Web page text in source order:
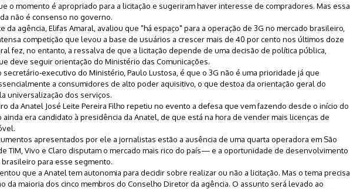
o momento é apropriado para a licitação e sugeriram haver interesse de compradores. Mas essa
não é consenso no governo.
da agência, Elifas Amaral, avaliou que "há espaço" para a operação de 3G no mercado brasileiro,
competição que levou a base de usuários a crescer mais de 40 por cento nos últimos doze
fez, no entanto, a ressalva de que a licitação depende de uma decisão de política pública,
deve seguir orientação do Ministério das Comunicações.
secretário-executivo do Ministério, Paulo Lustosa, é que o 3G não é uma prioridade já que
a consumidores de alto poder aquisitivo, o que destoa da orientação geral do
universalização dos serviços.
da Anatel José Leite Pereira Filho repetiu no evento a defesa que vem fazendo desde o início do
ainda era candidato à presidência da Anatel, de que está na hora de vender mais licenças de
apresentados por ele a jornalistas estão a ausência de uma quarta operadora em São
TIM, Vivo e Claro disputam o mercado mais rico do país— e a oportunidade de desenvolvimento
para esse segmento.
que a Anatel tem autonomia para decidir sobre realizar ou não a licitação. Mas o tema precisa
da maioria dos cinco membros do Conselho Diretor da agência. O assunto será levado ao